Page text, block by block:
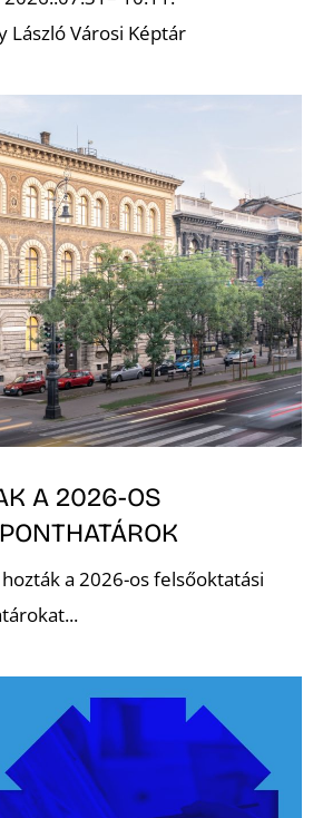
László Városi Képtár
A 2026-OS
a 2026-os felsőoktatási